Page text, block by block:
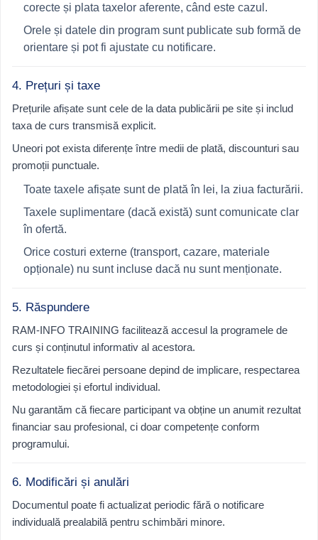
corecte și plata taxelor aferente, când este cazul.
Orele și datele din program sunt publicate sub formă de
orientare și pot fi ajustate cu notificare.
4. Prețuri și taxe
Prețurile afișate sunt cele de la data publicării pe site și includ
taxa de curs transmisă explicit.
Uneori pot exista diferențe între medii de plată, discounturi sau
promoții punctuale.
Toate taxele afișate sunt de plată în lei, la ziua facturării.
Taxele suplimentare (dacă există) sunt comunicate clar
în ofertă.
Orice costuri externe (transport, cazare, materiale
opționale) nu sunt incluse dacă nu sunt menționate.
5. Răspundere
RAM-INFO TRAINING facilitează accesul la programele de
curs și conținutul informativ al acestora.
Rezultatele fiecărei persoane depind de implicare, respectarea
metodologiei și efortul individual.
Nu garantăm că fiecare participant va obține un anumit rezultat
financiar sau profesional, ci doar competențe conform
programului.
6. Modificări și anulări
Documentul poate fi actualizat periodic fără o notificare
individuală prealabilă pentru schimbări minore.